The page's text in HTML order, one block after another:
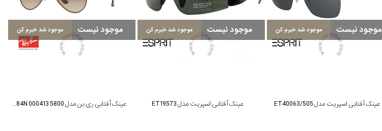
موجود نیست موجود شد خبرم کن
عینک آفتابی اسپریت مدل ET40063/505
موجود نیست موجود شد خبرم کن
عینک آفتابی اسپریت مدل ET19573
موجود نیست موجود شد خبرم کن
عینک آفتابی ری بن مدل RB 3584N 000413 5800